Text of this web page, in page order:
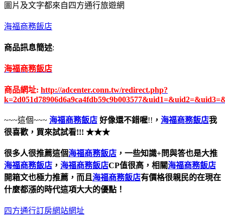
圖片及文字都來自四方通行旅遊網
海福商務飯店
商品訊息簡述:
海福商務飯店
商品網址: http://adcenter.conn.tw/redirect.php?
~~~這個~~~ 海福商務飯店 好像還不錯喔!! ， 海福商務飯店我
很喜歡，買來試試看!!! ★★★
很多人很推薦這個海福商務飯店 ，一些知識+問與答也是大推
海福商務飯店 ， 海福商務飯店CP值很高，相關海福商務飯店
開箱文也極力推薦，而且 海福商務飯店有價格很親民的在現在
什麼都漲的時代這項大大的優點！
四方通行訂房網站網址